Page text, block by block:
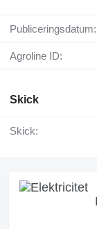
Publiceringsdatum:
Agroline ID:
Skick
Skick: